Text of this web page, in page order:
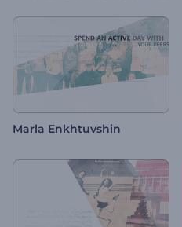
Marla Enkhtuvshin